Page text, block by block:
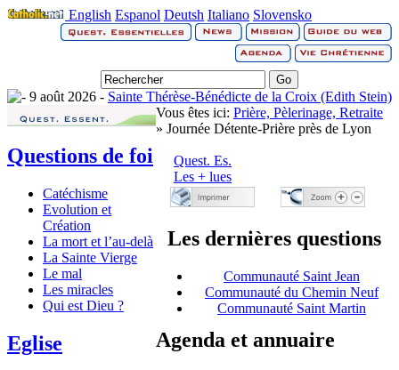
English Espanol Deutsh Italiano Slovensko
9 août 2026 - Sainte Thérèse-Bénédicte de la Croix (Edith Stein)
Questions de foi
Catéchisme
Evolution et
Création
La mort et l’au-delà
La Sainte Vierge
Le mal
Les miracles
Qui est Dieu ?
Eglise
Vous êtes ici: Prière, Pèlerinage, Retraite
» Journée Détente-Prière près de Lyon
Quest. Es.
Les + lues
Les dernières questions
Communauté Saint Jean
Communauté du Chemin Neuf
Communauté Saint Martin
Agenda et annuaire